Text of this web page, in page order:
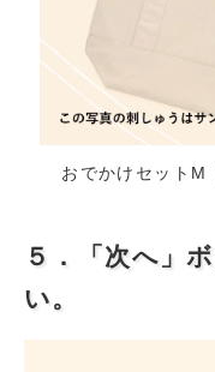
おでかけセット
５．「次へ」
い。